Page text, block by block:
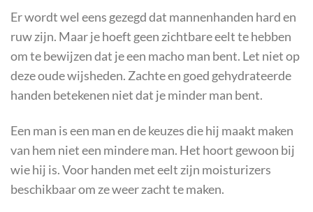
Er wordt wel eens gezegd dat mannenhanden hard en
ruw zijn. Maar je hoeft geen zichtbare eelt te hebben
om te bewijzen dat je een macho man bent. Let niet op
deze oude wijsheden. Zachte en goed gehydrateerde
handen betekenen niet dat je minder man bent.
Een man is een man en de keuzes die hij maakt maken
van hem niet een mindere man. Het hoort gewoon bij
wie hij is. Voor handen met eelt zijn moisturizers
beschikbaar om ze weer zacht te maken.